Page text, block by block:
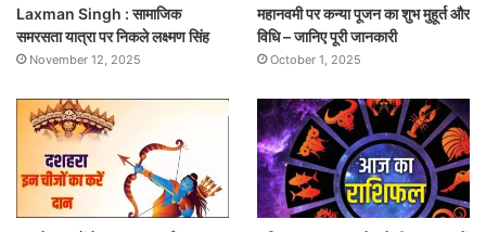
Laxman Singh : सामाजिक
समरसता यात्रा पर निकले लक्ष्मण सिंह
November 12, 2025
महानवमी पर कन्या पूजन का शुभ मुहूर्त और
विधि – जानिए पूरी जानकारी
October 1, 2025